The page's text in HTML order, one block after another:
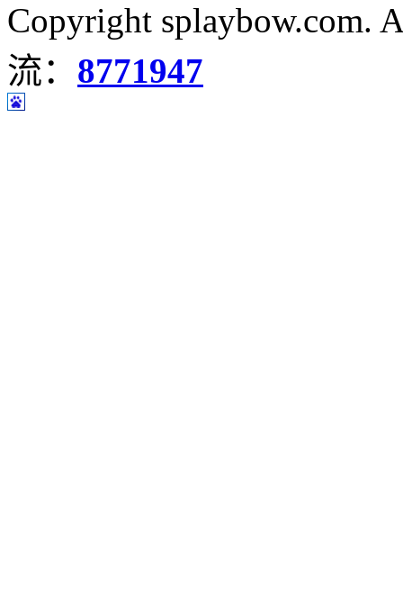
Copyright splaybow.com.
流： 8771947